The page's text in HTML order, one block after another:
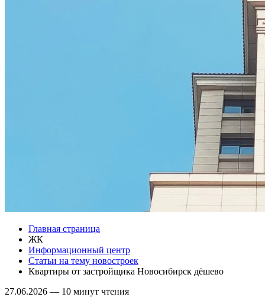
Главная страница
ЖК
Информационный центр
Статьи на тему новостроек
Квартиры от застройщика Новосибирск дёшево
27.06.2026 — 10 минут чтения